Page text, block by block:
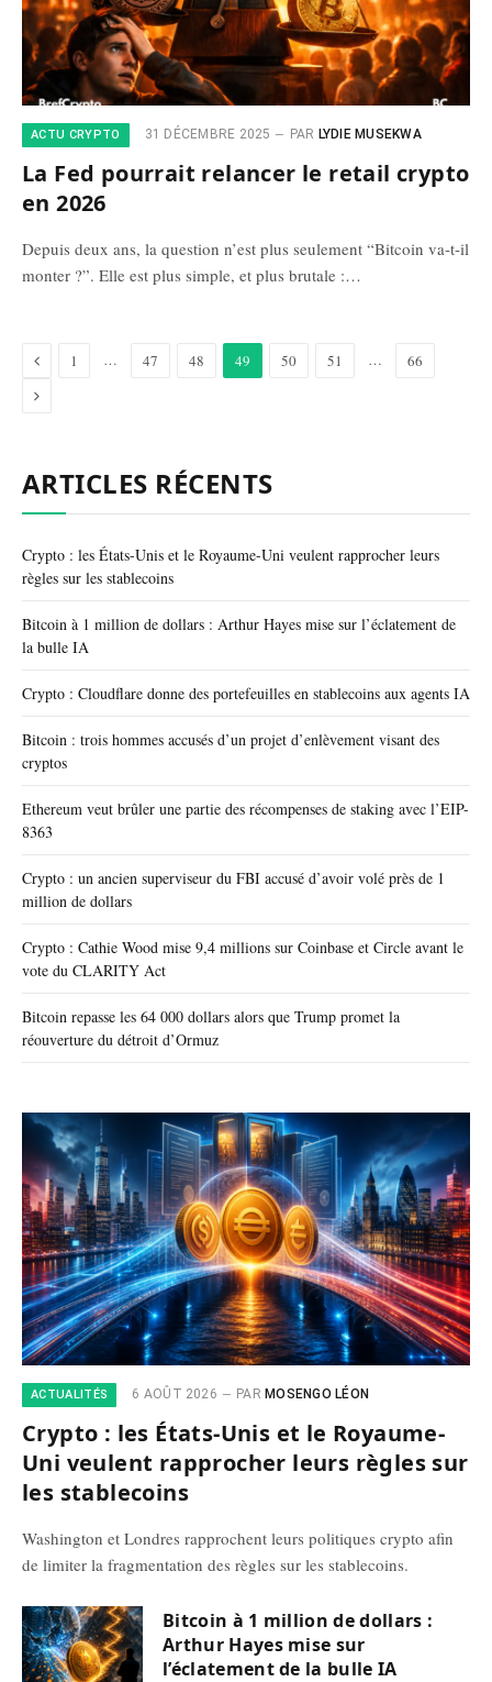
ACTU CRYPTO 31 DÉCEMBRE 2025 PAR LYDIE MUSEKWA
La Fed pourrait relancer le retail crypto
en 2026
Depuis deux ans, la question n’est plus seulement “Bitcoin va-t-il
monter ?”. Elle est plus simple, et plus brutale :…
Précédent
1 … 47 48 49 50 51 … 66
Suivant
ARTICLES RÉCENTS
Crypto : les États-Unis et le Royaume-Uni veulent rapprocher leurs
règles sur les stablecoins
Bitcoin à 1 million de dollars : Arthur Hayes mise sur l’éclatement de
la bulle IA
Crypto : Cloudflare donne des portefeuilles en stablecoins aux agents IA
Bitcoin : trois hommes accusés d’un projet d’enlèvement visant des
cryptos
Ethereum veut brûler une partie des récompenses de staking avec l’EIP-
8363
Crypto : un ancien superviseur du FBI accusé d’avoir volé près de 1
million de dollars
Crypto : Cathie Wood mise 9,4 millions sur Coinbase et Circle avant le
vote du CLARITY Act
Bitcoin repasse les 64 000 dollars alors que Trump promet la
réouverture du détroit d’Ormuz
ACTUALITÉS 6 AOÛT 2026 PAR MOSENGO LÉON
Crypto : les États-Unis et le Royaume-
Uni veulent rapprocher leurs règles sur
les stablecoins
Washington et Londres rapprochent leurs politiques crypto afin
de limiter la fragmentation des règles sur les stablecoins.
Bitcoin à 1 million de dollars :
Arthur Hayes mise sur
l’éclatement de la bulle IA